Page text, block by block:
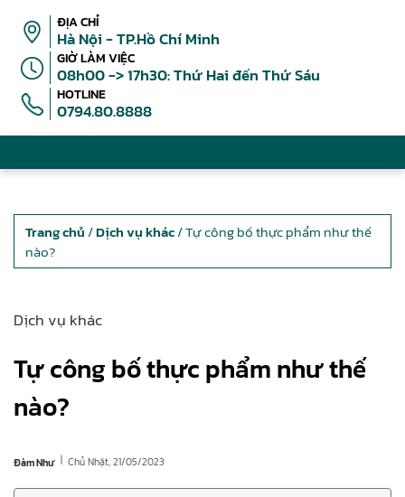
ĐỊA CHỈ
Hà Nội - TP.Hồ Chí Minh
GIỜ LÀM VIỆC
08h00 -> 17h30: Thứ Hai đến Thứ Sáu
HOTLINE
0794.80.8888
Trang chủ /Dịch vụ khác/ Tự công bố thực phẩm như thế
nào?
Dịch vụ khác
Tự công bố thực phẩm như thế
nào?
Đàm Như | Chủ Nhật, 21/05/2023